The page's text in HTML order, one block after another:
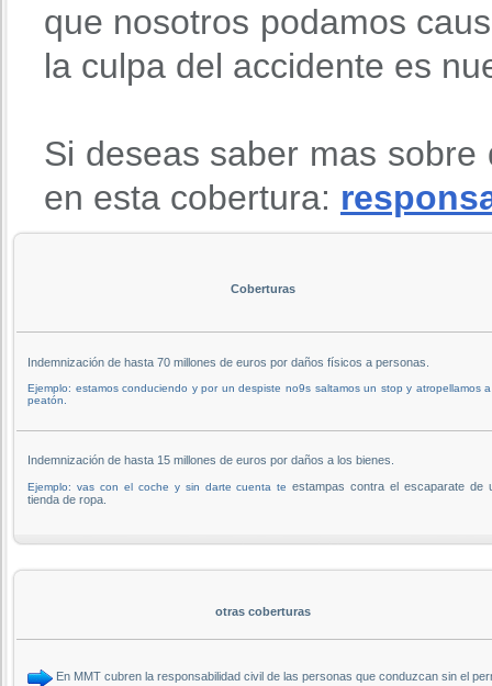
que nosotros podamos
la culpa del accidente es
Si deseas saber mas
en esta cobertura:
Coberturas
Indemnización de hasta 70 millones de euros por daños físicos a personas.
Ejemplo: estamos conduciendo y por un despiste no9s saltamos un stop y atropellamos
peatón.
Indemnización de hasta 15 millones de euros por daños a los bienes.
Ejemplo: vas con el coche y sin darte cuenta teestampas contra el escaparate de
tienda de ropa.
otras coberturas
En MMT cubren la responsabilidad civil de las personas que conduzcan sin el